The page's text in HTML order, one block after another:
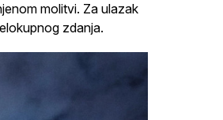
molitvi. Za ulazak
zdanja.